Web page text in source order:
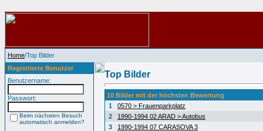
Home/Top Bilder
Registrierte Benutzer
Benutzername:
Passwort:
Beim nächsten Besuch
automatisch anmelden?
Top Bilder
10 Bilder mit der höchsten Bewertung
1
0570 > Frauenparkplatz
2
1990-1994 02 ARAD > Autobus
3
1990-1994 07 CARASOVA 3